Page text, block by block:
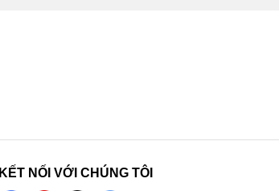
KẾT NỐI VỚI CHÚNG TÔI